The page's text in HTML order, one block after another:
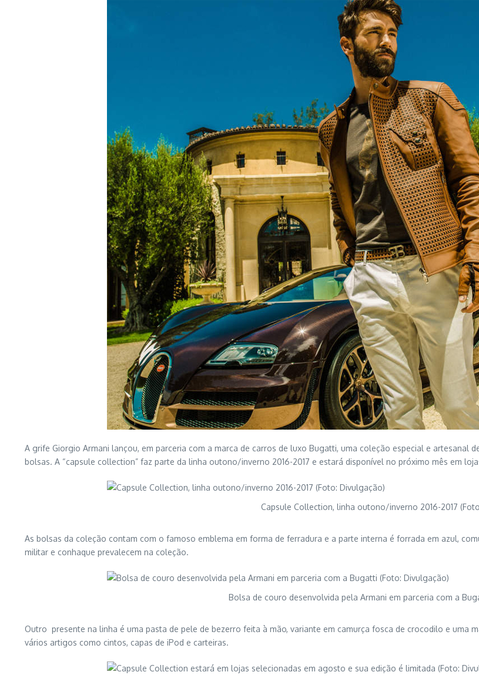
A grife Giorgio Armani lançou, em parceria com a marca de carros de luxo Bugatti, uma coleção especial e artesanal
bolsas. A “capsule collection” faz parte da linha outono/inverno 2016-2017 e estará disponível no próximo mês em
Capsule Collection, linha outono/inverno 2016-2017
As bolsas da coleção contam com o famoso emblema em forma de ferradura e a parte interna é forrada em azul,
militar e conhaque prevalecem na coleção.
Bolsa de couro desenvolvida pela Armani em parceria com a
Outro presente na linha é uma pasta de pele de bezerro feita à mão, variante em camurça fosca de crocodilo e uma
vários artigos como cintos, capas de iPod e carteiras.